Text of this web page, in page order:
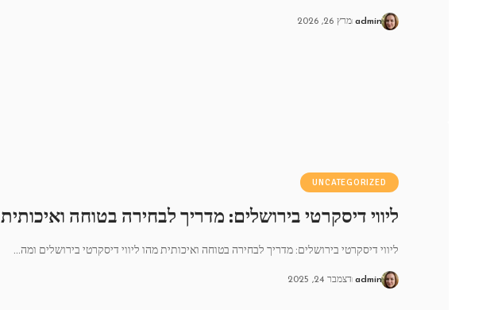
admin מרץ 26, 2026
UNCATEGORIZED
ליווי דיסקרטי בירושלים: מדריך לבחירה בטוחה ואיכותית
ליווי דיסקרטי בירושלים: מדריך לבחירה בטוחה ואיכותית מהו ליווי דיסקרטי בירושלים ומה…
admin דצמבר 24, 2025